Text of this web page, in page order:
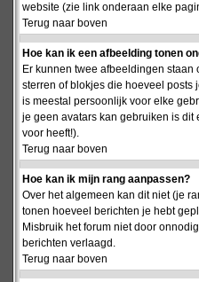
website (zie link onderaan elke
Terug naar boven
Hoe kan ik een afbeelding tonen
Er kunnen twee afbeeldingen
sterren of blokjes die hoeveel posts
is meestal persoonlijk voor elke
je geen avatars kan gebruiken is
voor heeft!).
Terug naar boven
Hoe kan ik mijn rang aanpassen?
Over het algemeen kan dit niet (je
tonen hoeveel berichten je hebt
Misbruik het forum niet door
berichten verlaagd.
Terug naar boven